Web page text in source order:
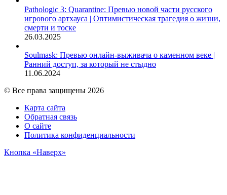
Pathologic 3: Quarantine: Превью новой части русского
игрового артхауса | Оптимистическая трагедия о жизни,
смерти и тоске
26.03.2025
Soulmask: Превью онлайн-выживача о каменном веке |
Ранний доступ, за который не стыдно
11.06.2024
© Все права защищены 2026
Карта сайта
Обратная связь
О сайте
Политика конфиденциальности
Кнопка «Наверх»